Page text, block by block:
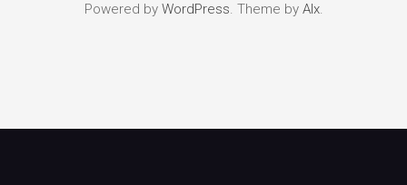
Powered by WordPress. Theme by Alx.